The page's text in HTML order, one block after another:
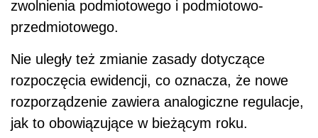
zwolnienia podmiotowego i podmiotowo-
przedmiotowego.
Nie uległy też zmianie zasady dotyczące
rozpoczęcia ewidencji, co oznacza, że nowe
rozporządzenie zawiera analogiczne regulacje,
jak to obowiązujące w bieżącym roku.